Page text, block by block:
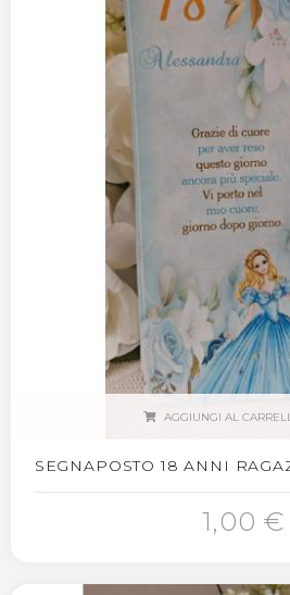
AGGIUNGI AL
SEGNAPOSTO 18 ANNI
1,00 €